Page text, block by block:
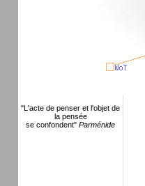
"L'acte de penser et l'objet de
la pensée
se confondent" Parménide